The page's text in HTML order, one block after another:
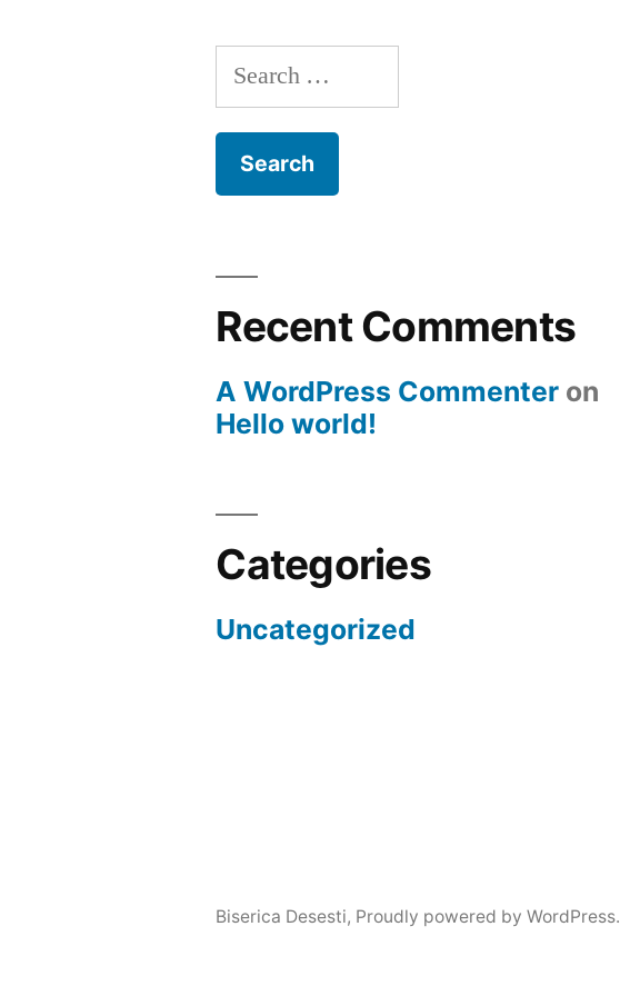
Search
for:
Recent Comments
A WordPress Commenter on
Hello world!
Categories
Uncategorized
Biserica Desesti, Proudly powered by WordPress.